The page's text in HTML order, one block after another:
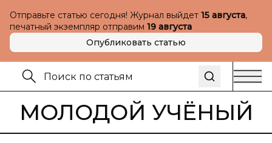
Отправьте статью сегодня! Журнал выйдет 15 августа,
печатный экземпляр отправим 19 августа
Опубликовать статью
МОЛОДОЙ УЧЁНЫЙ